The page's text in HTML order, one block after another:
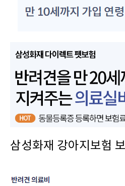
삼성화재 강아지보험